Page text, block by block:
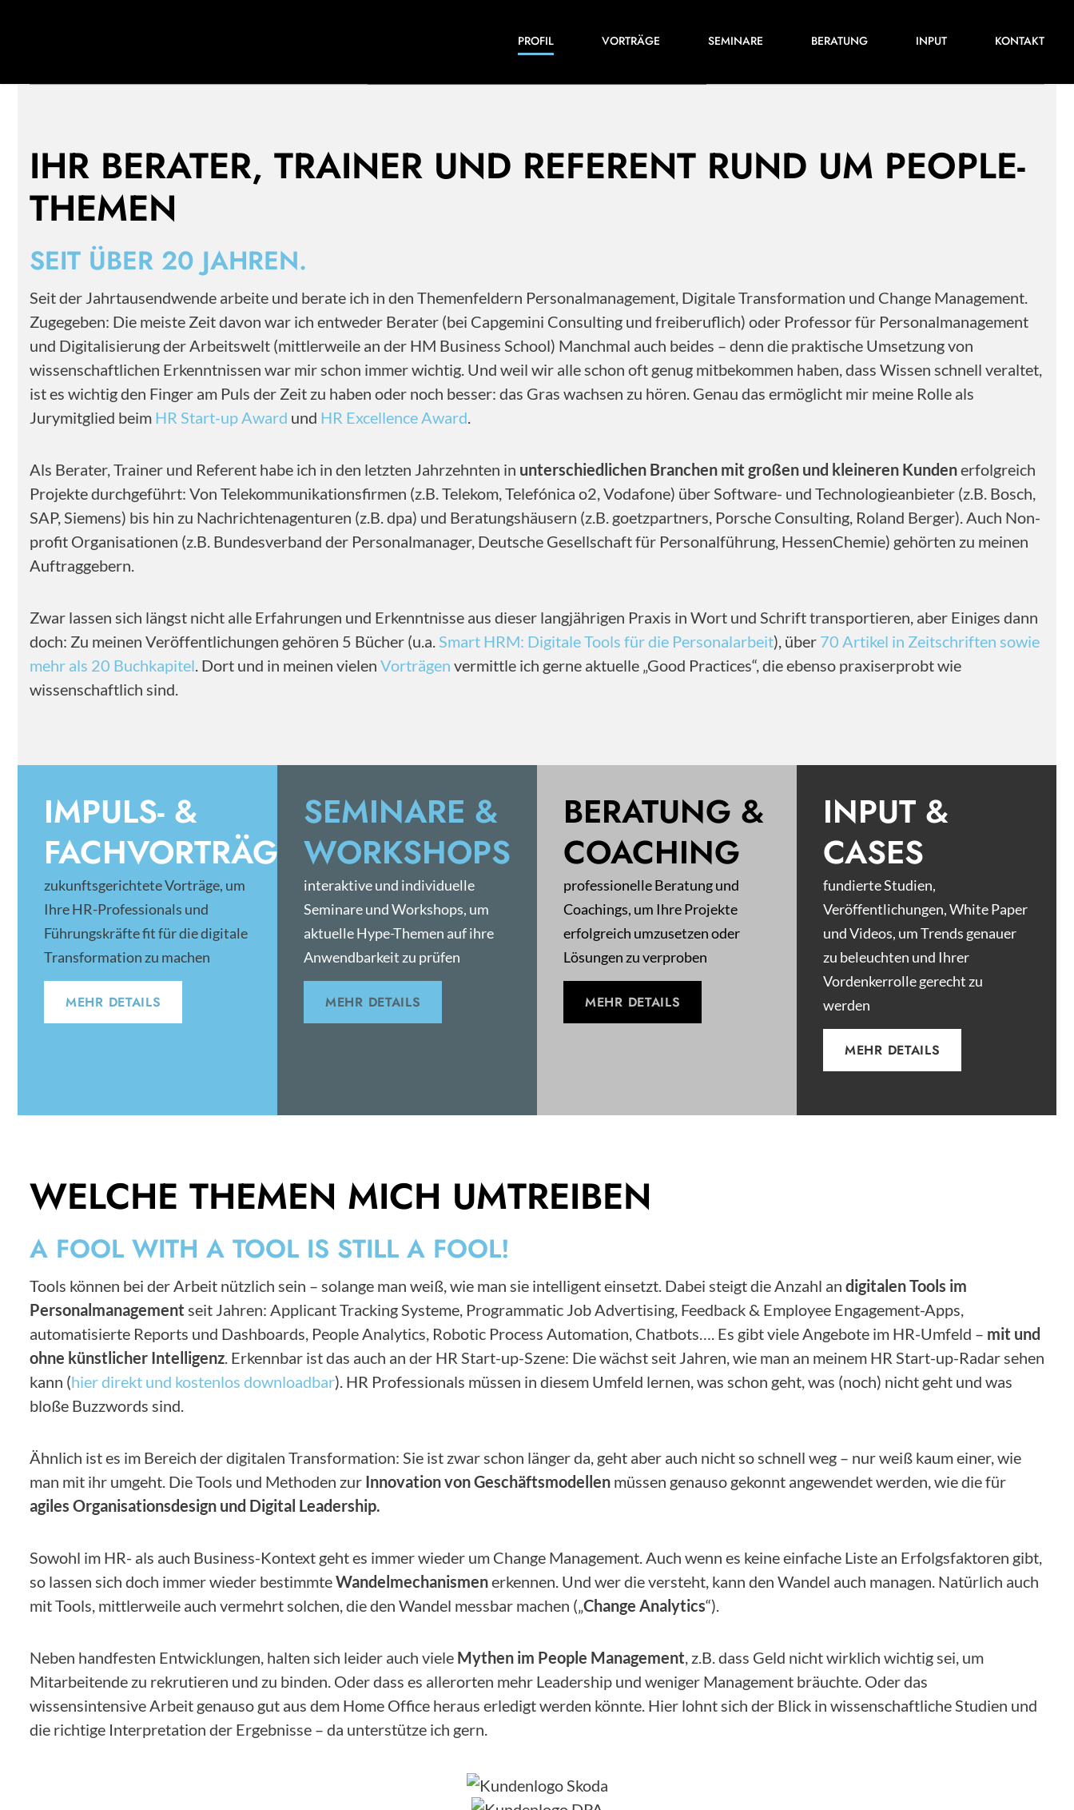
PROFIL VORTRÄGE SEMINARE BERATUNG INPUT KONTAKT
Veröffentlichungen, Videos und vieles mehr.
IHR BERATER, TRAINER UND REFERENT RUND UM PEOPLE-
THEMEN
SEIT ÜBER 20 JAHREN.
Seit der Jahrtausendwende arbeite und berate ich in den Themenfeldern Personalmanagement, Digitale Transformation und Change Management.
Zugegeben: Die meiste Zeit davon war ich entweder Berater (bei Capgemini Consulting und freiberuflich) oder Professor für Personalmanagement
und Digitalisierung der Arbeitswelt (mittlerweile an der HM Business School) Manchmal auch beides – denn die praktische Umsetzung von
wissenschaftlichen Erkenntnissen war mir schon immer wichtig. Und weil wir alle schon oft genug mitbekommen haben, dass Wissen schnell veraltet,
ist es wichtig den Finger am Puls der Zeit zu haben oder noch besser: das Gras wachsen zu hören. Genau das ermöglicht mir meine Rolle als
Jurymitglied beim HR Start-up Award und HR Excellence Award.
Als Berater, Trainer und Referent habe ich in den letzten Jahrzehnten in unterschiedlichen Branchen mit großen und kleineren Kundenerfolgreich
Projekte durchgeführt: Von Telekommunikationsfirmen (z.B. Telekom, Telefónica o2, Vodafone) über Software- und Technologieanbieter (z.B. Bosch,
SAP, Siemens) bis hin zu Nachrichtenagenturen (z.B. dpa) und Beratungshäusern (z.B. goetzpartners, Porsche Consulting, Roland Berger). Auch Non-
profit Organisationen (z.B. Bundesverband der Personalmanager, Deutsche Gesellschaft für Personalführung, HessenChemie) gehörten zu meinen
Auftraggebern.
Zwar lassen sich längst nicht alle Erfahrungen und Erkenntnisse aus dieser langjährigen Praxis in Wort und Schrift transportieren, aber Einiges dann
doch: Zu meinen Veröffentlichungen gehören 5 Bücher (u.a.Smart HRM: Digitale Tools für die Personalarbeit), über 70 Artikel in Zeitschriften sowie
mehr als 20 Buchkapitel. Dort und in meinen vielen Vorträgen vermittle ich gerne aktuelle „Good Practices“, die ebenso praxiserprobt wie
wissenschaftlich sind.
IMPULS- &
FACHVORTRÄGE
zukunftsgerichtete Vorträge, um
Ihre HR-Professionals und
Führungskräfte fit für die digitale
Transformation zu machen
MEHR DETAILS
SEMINARE &
WORKSHOPS
interaktive und individuelle
Seminare und Workshops, um
aktuelle Hype-Themen auf ihre
Anwendbarkeit zu prüfen
MEHR DETAILS
BERATUNG &
COACHING
professionelle Beratung und
Coachings, um Ihre Projekte
erfolgreich umzusetzen oder
Lösungen zu verproben
MEHR DETAILS
INPUT &
CASES
fundierte Studien,
Veröffentlichungen, White Paper
und Videos, um Trends genauer
zu beleuchten und Ihrer
Vordenkerrolle gerecht zu
werden
MEHR DETAILS
WELCHE THEMEN MICH UMTREIBEN
A FOOL WITH A TOOL IS STILL A FOOL!
Tools können bei der Arbeit nützlich sein – solange man weiß, wie man sie intelligent einsetzt. Dabei steigt die Anzahl an digitalen Tools im
Personalmanagement seit Jahren: Applicant Tracking Systeme, Programmatic Job Advertising, Feedback & Employee Engagement-Apps,
automatisierte Reports und Dashboards, People Analytics, Robotic Process Automation, Chatbots…. Es gibt viele Angebote im HR-Umfeld – mit und
ohne künstlicher Intelligenz . Erkennbar ist das auch an der HR Start-up-Szene: Die wächst seit Jahren, wie man an meinem HR Start-up-Radar sehen
kann (hier direkt und kostenlos downloadbar). HR Professionals müssen in diesem Umfeld lernen, was schon geht, was (noch) nicht geht und was
bloße Buzzwords sind.
Ähnlich ist es im Bereich der digitalen Transformation: Sie ist zwar schon länger da, geht aber auch nicht so schnell weg – nur weiß kaum einer, wie
man mit ihr umgeht. Die Tools und Methoden zur Innovation von Geschäftsmodellen müssen genauso gekonnt angewendet werden, wie die für
agiles Organisationsdesign und Digital Leadership.
Sowohl im HR- als auch Business-Kontext geht es immer wieder um Change Management. Auch wenn es keine einfache Liste an Erfolgsfaktoren gibt,
so lassen sich doch immer wieder bestimmteWandelmechanismenerkennen. Und wer die versteht, kann den Wandel auch managen. Natürlich auch
mit Tools, mittlerweile auch vermehrt solchen, die den Wandel messbar machen („Change Analytics“).
Neben handfesten Entwicklungen, halten sich leider auch viele Mythen im People Management , z.B. dass Geld nicht wirklich wichtig sei, um
Mitarbeitende zu rekrutieren und zu binden. Oder dass es allerorten mehr Leadership und weniger Management bräuchte. Oder das
wissensintensive Arbeit genauso gut aus dem Home Office heraus erledigt werden könnte. Hier lohnt sich der Blick in wissenschaftliche Studien und
die richtige Interpretation der Ergebnisse – da unterstütze ich gern.